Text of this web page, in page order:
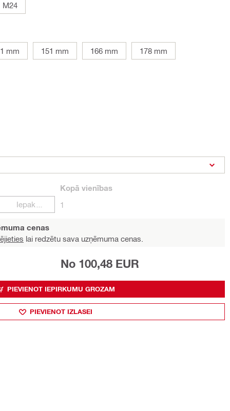
M24
mm 151 mm 166 mm 178 mm
Kopā vienības
1
cenas
lai redzētu sava uzņēmuma cenas.
No 100,48 EUR
PIEVIENOT IEPIRKUMU GROZAM
PIEVIENOT IZLASEI